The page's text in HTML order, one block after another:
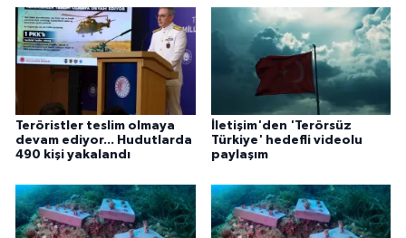
Teröristler teslim olmaya
devam ediyor... Hudutlarda
490 kişi yakalandı
İletişim'den 'Terörsüz
Türkiye' hedefli videolu
paylaşım